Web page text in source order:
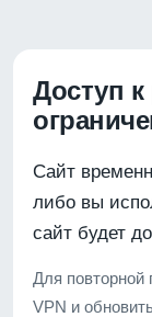
Доступ
Сайт
либо вы
сайт будет
Для повторной
VPN и